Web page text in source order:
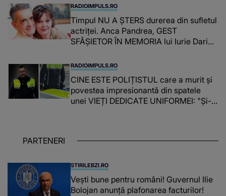
RADIOIMPULS.RO
Timpul NU A ȘTERS durerea din sufletul
actriței. Anca Pandrea, GEST
SFÂȘIETOR ÎN MEMORIA lui Iurie Darie:
timpul parcă..."
RADIOIMPULS.RO
CINE ESTE POLIȚISTUL care a murit și
povestea impresionantă din spatele
unei VIEȚI DEDICATE UNIFORMEI: "Și-a
PARTENERI
STIRILEBZI.RO
Vești bune pentru români! Guvernul Ilie
Bolojan anunță plafonarea facturilor!